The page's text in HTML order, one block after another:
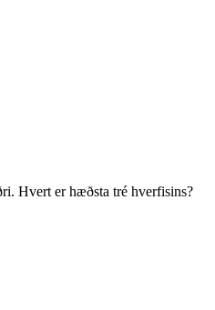
Hvert er hæðsta tré hverfisins?